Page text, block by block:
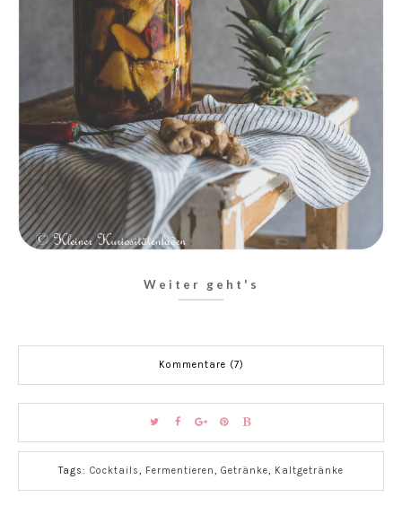
Weiter geht's
Kommentare (7)
Tags: Cocktails, Fermentieren, Getränke, Kaltgetränke